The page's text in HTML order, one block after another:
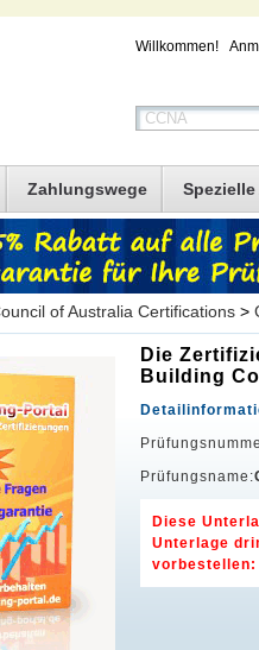
Willkommen!
Zahlungswege
of Australia Certifications >
Die
Building
Prüfungsname:
Diese
Unterlage
vorbestellen: